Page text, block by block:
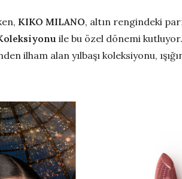
KIKO MILANO, altın rengindeki
ile bu özel dönemi
ilham alan yılbaşı koleksiyonu,